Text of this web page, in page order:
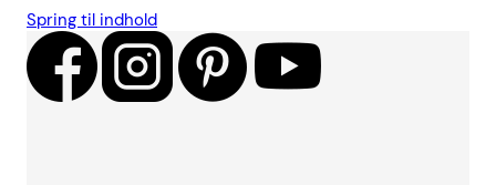
Spring til indhold